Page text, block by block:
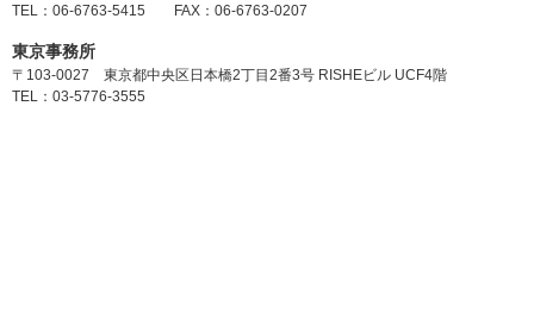
TEL：06-6763-5415 FAX：06-6763-0207
東京事務所
〒103-0027 東京都中央区日本橋2丁目2番3号 RISHEビル UCF4階
TEL：03-5776-3555